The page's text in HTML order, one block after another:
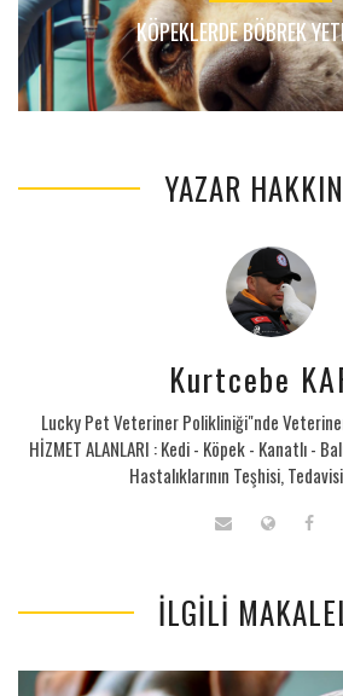
KÖPEKLERDE BÖBREK
YAZAR
Kurtcebe
Lucky Pet Veteriner Polikliniği"nde Veteriner
HİZMET ALANLARI : Kedi - Köpek - Kanatlı -
Hastalıklarının Teşhisi,
İLGILI